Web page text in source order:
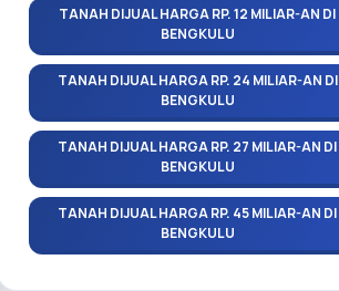
TANAH DIJUAL HARGA RP. 12 MILIAR-AN DI
BENGKULU
TANAH DIJUAL HARGA RP. 24 MILIAR-AN DI
BENGKULU
TANAH DIJUAL HARGA RP. 27 MILIAR-AN DI
BENGKULU
TANAH DIJUAL HARGA RP. 45 MILIAR-AN DI
BENGKULU